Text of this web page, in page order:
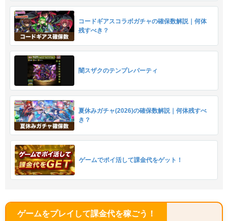
コードギアスコラボガチャの確保数解説｜何体
残すべき？
闇スザクのテンプレパーティ
夏休みガチャ(2026)の確保数解説｜何体残すべ
き？
ゲームでポイ活して課金代をゲット！
ゲームをプレイして課金代を稼ごう！